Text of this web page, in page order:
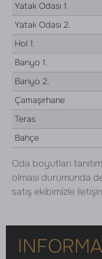
Yatak Odası 1.
Yatak Odası 2.
Hol 1.
Banyo 1.
Banyo 2.
Çamaşırhane
Teras
Bahçe
Oda boyutları
olması durumunda
satış ekibimizle